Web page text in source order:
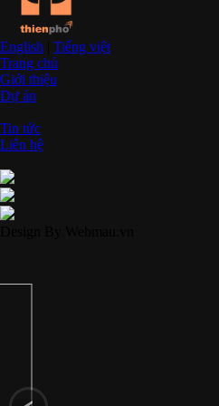
English
Tiếng việt
Trang chủ
Giới thiệu
Dự án
Tin tức
Liên hệ